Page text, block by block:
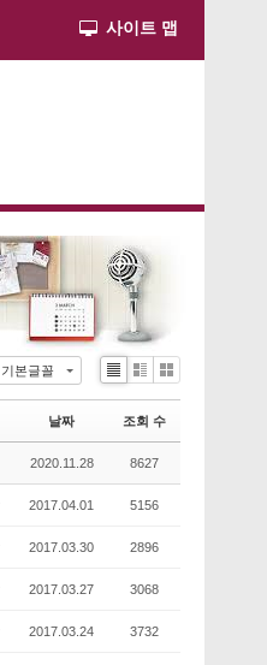
사이트 맵
기본글꼴
Li
Zi
e
G
le
날짜 조회 수
2020.11.28 8627
2017.04.01 5156
2017.03.30 2896
2017.03.27 3068
2017.03.24 3732